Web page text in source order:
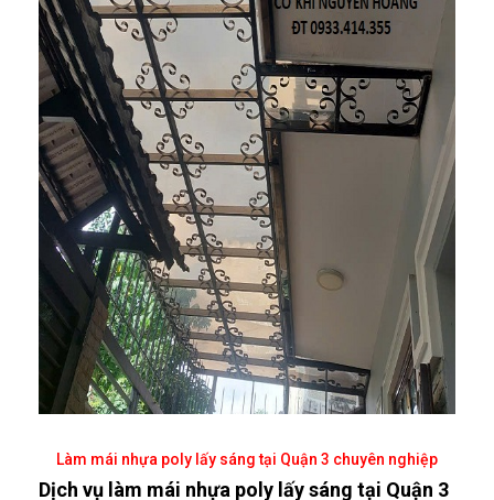
Làm mái nhựa poly lấy sáng tại Quận 3 chuyên nghiệp
Dịch vụ làm mái nhựa poly lấy sáng tại Quận 3